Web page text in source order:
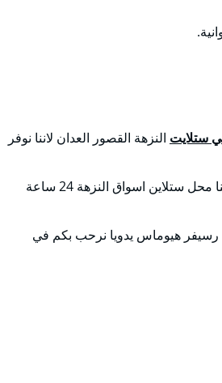
ستلايت النزهة القصور العدان لاننا نوفر
بالكويت تصليح ستلايت مضمون مع الكفالة بأرخص الأسعار بالكويت ولدينا محل ستلاين اسواق النزهة 24 ساعة
هيوماس يدويا نرحب بكم في